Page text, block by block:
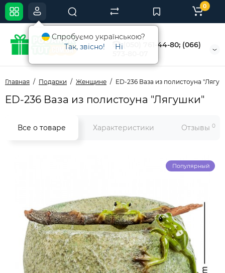
(050) 761-44-80; (066)
0
Главная Подарки Женщине ED-236 Ваза из полистоуна
ED-236 Ваза из полистоуна "Лягушки"
Все о товаре Характеристики Отзывы 0
Популярный
Спробуємо українською?
Так, звісно!
Ні